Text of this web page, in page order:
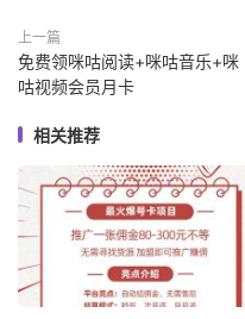
上一篇
免费领咪咕阅读+咪咕音乐+咪
咕视频会员月卡
相关推荐